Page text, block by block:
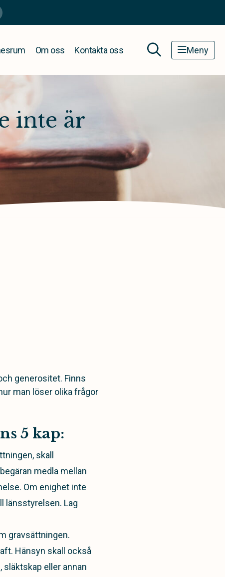
Om oss Kontakta oss Meny
inte är
generositet. Finns
man löser olika frågor
5 kap:
skall
medla mellan
Om enighet inte
länsstyrelsen. Lag
gravsättningen.
Hänsyn skall också
eller annan